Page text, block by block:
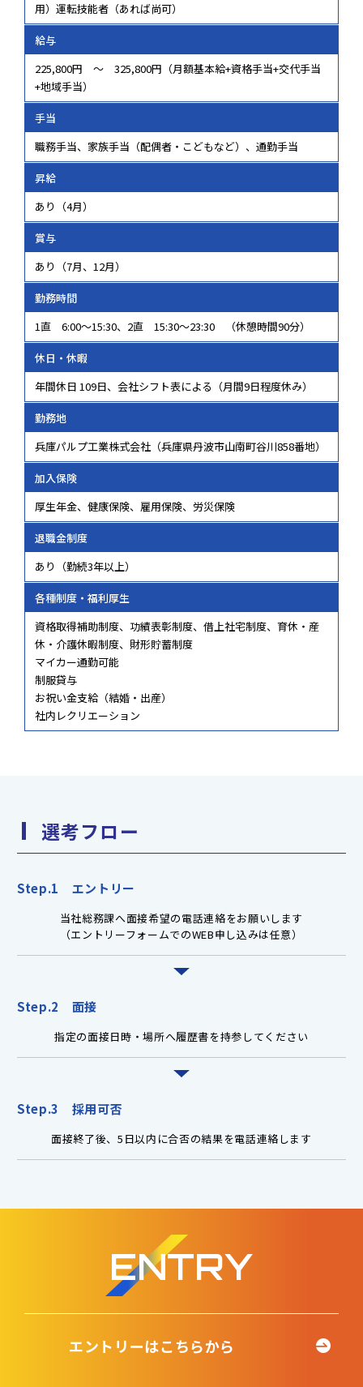
用）運転技能者（あれば尚可）
給与
225,800円 ～ 325,800円（月額基本給+資格手当+交代手当
+地域手当）
手当
職務手当、家族手当（配偶者・こどもなど）、通勤手当
昇給
あり（4月）
賞与
あり（7月、12月）
勤務時間
1直 6:00～15:30、2直 15:30～23:30 （休憩時間90分）
休日・休暇
年間休日 109日、会社シフト表による（月間9日程度休み）
勤務地
兵庫パルプ工業株式会社（兵庫県丹波市山南町谷川858番地）
加入保険
厚生年金、健康保険、雇用保険、労災保険
退職金制度
あり（勤続3年以上）
各種制度・福利厚生
資格取得補助制度、功績表彰制度、借上社宅制度、育休・産
休・介護休暇制度、財形貯蓄制度
マイカー通勤可能
制服貸与
お祝い金支給（結婚・出産）
社内レクリエーション
選考フロー
Step.1 エントリー
当社総務課へ面接希望の電話連絡をお願いします
（エントリーフォームでのWEB申し込みは任意）
Step.2 面接
指定の面接日時・場所へ履歴書を持参してください
Step.3 採用可否
面接終了後、5日以内に合否の結果を電話連絡します
ENTRY
エントリーはこちらから